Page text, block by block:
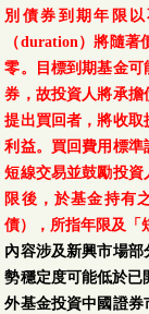
別債券到期年限
（duration）將隨
零。目標到期基金可
券，故投資人將承擔
提出買回者，將收取
利益。買回費用標準
短線交易並鼓勵投資
限後，於基金持有
債），所指年限及「
內容涉及新興市場
勢穩定度可能低於已
外基金投資中國證券